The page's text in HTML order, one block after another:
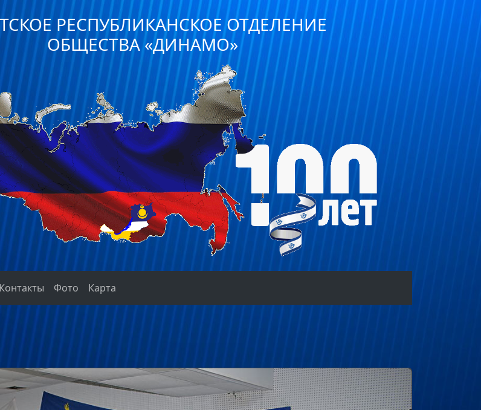
РЕСПУБЛИКАНСКОЕ ОТДЕЛЕНИЕ
ОБЩЕСТВА «ДИНАМО»
Контакты Фото Карта